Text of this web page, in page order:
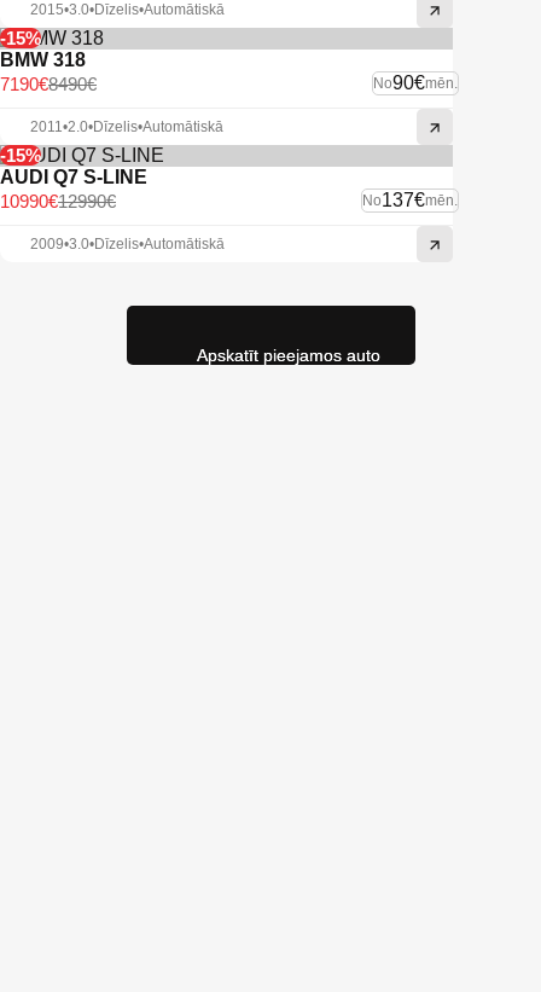
2015•3.0•Dīzelis•Automātiskā
-15%
BMW 318
No90€mēn.
8490€
7190€
2011•2.0•Dīzelis•Automātiskā
-15%
AUDI Q7 S-LINE
No137€mēn.
12990€
10990€
2009•3.0•Dīzelis•Automātiskā